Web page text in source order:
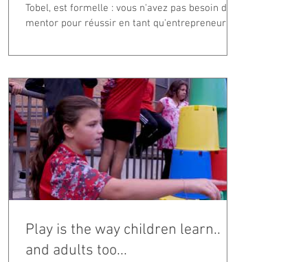
Tobel, est formelle : vous n'avez pas besoin d'un
mentor pour réussir en tant qu'entrepreneur,...
Play is the way children learn..
and adults too...